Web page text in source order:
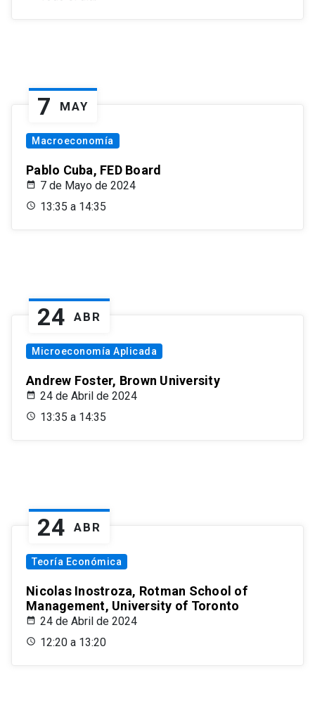
7 MAY
Macroeconomía
Pablo Cuba, FED Board
7 de Mayo de 2024
13:35 a 14:35
24 ABR
Microeconomía Aplicada
Andrew Foster, Brown University
24 de Abril de 2024
13:35 a 14:35
24 ABR
Teoría Económica
Nicolas Inostroza, Rotman School of
Management, University of Toronto
24 de Abril de 2024
12:20 a 13:20